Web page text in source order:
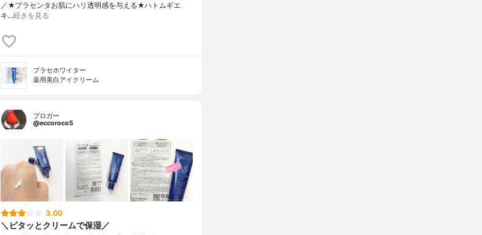
／★プラセンタお肌にハリ透明感を与える★ハトムギエ
キ…続きを見る
プラセホワイター
薬用美白アイクリーム
ブロガー
@eccoroco5
3.00
＼ピタッとクリームで保湿／